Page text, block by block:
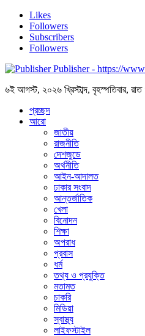
Likes
Followers
Subscribers
Followers
Publisher - https://
৬ই আগস্ট, ২০২৬ খ্রিস্টাব্দ, বৃহস্পতিবার,
প্রচ্ছদ
আরো
জাতীয়
রাজনীতি
দেশজুডে
অর্থনীতি
আইন-আদালত
ঢাকার সংবাদ
আন্তর্জাতিক
খেলা
বিনোদন
শিক্ষা
অপরাধ
প্রবাস
ধর্ম
তথ্য ও প্রযুক্তি
মতামত
চাকরি
মিডিয়া
স্বাস্থ্য
লাইফস্টাইল